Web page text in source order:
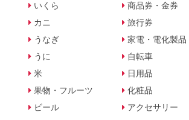
いくら
カニ
うなぎ
うに
米
果物・フルーツ
ビール
商品券・金券
旅行券
家電・電化製品
自転車
日用品
化粧品
アクセサリー